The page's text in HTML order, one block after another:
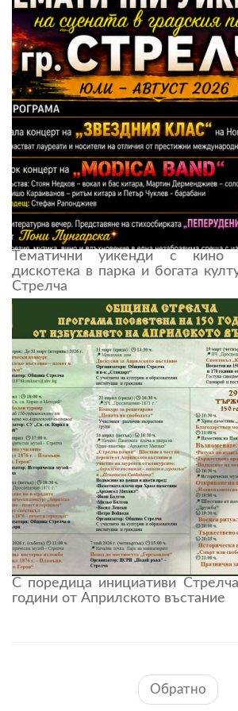
Тематични уикенди с кино
дискотека в парка и богата
Стрелча
С поредица инициативи
години от Априлското въстание
Обратно